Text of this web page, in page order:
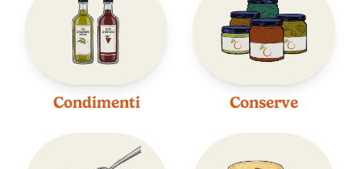
Condimenti Conserve